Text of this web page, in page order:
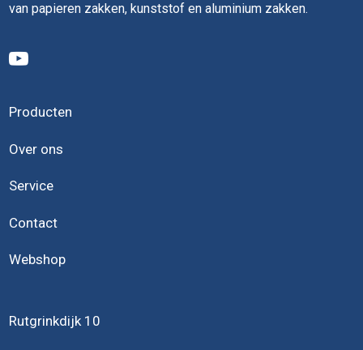
van papieren zakken, kunststof en aluminium zakken.
Producten
Over ons
Service
Contact
Webshop
Rutgrinkdijk 10